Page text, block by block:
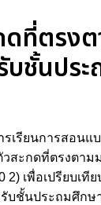
ที่ตรง
บชั้นปร
เรียนการสอนแ
สะกดที่ตรงตา
เพื่อเปรียบเทีย
บชั้นประถมศึกษ